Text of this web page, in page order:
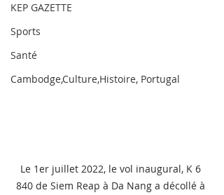
KEP GAZETTE
Sports
Santé
Cambodge,Culture,Histoire, Portugal
Le 1er juillet 2022, le vol inaugural, K 6
840 de Siem Reap à Da Nang a décollé à